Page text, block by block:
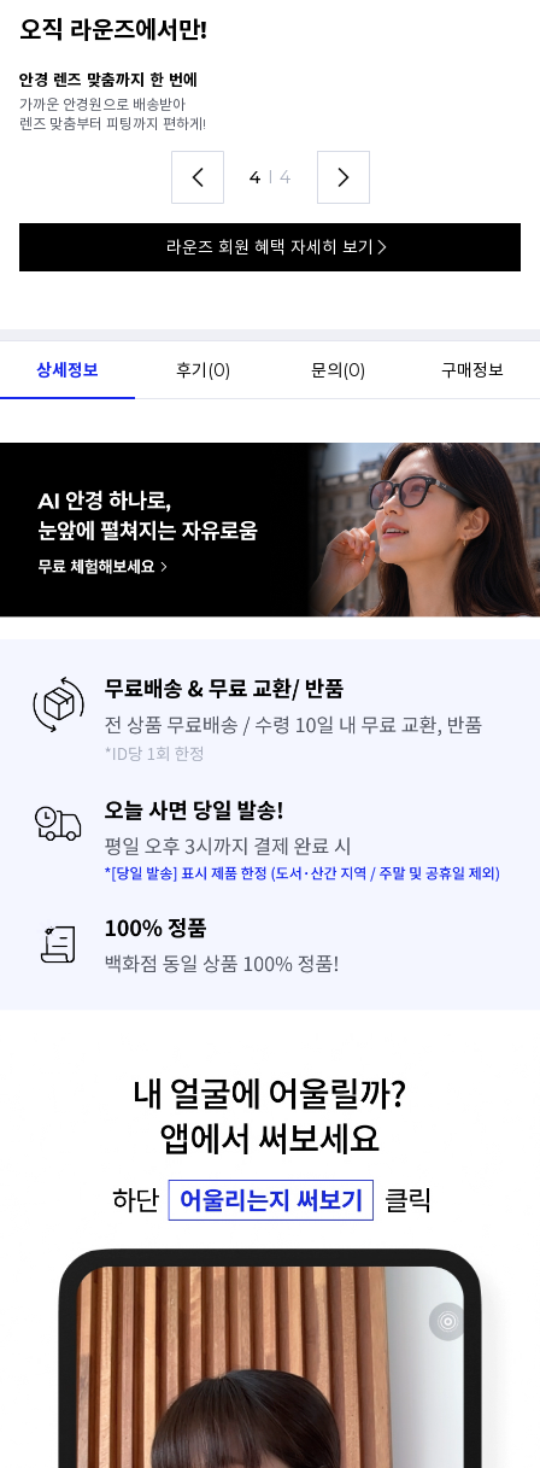
오직 라운즈에서만!
안경 렌즈 맞춤까지 한 번에
가까운 안경원으로 배송받아
렌즈 맞춤부터 피팅까지 편하게!
4 I 4
라운즈 회원 혜택 자세히 보기
상세정보 후기(0) 문의(0) 구매정보